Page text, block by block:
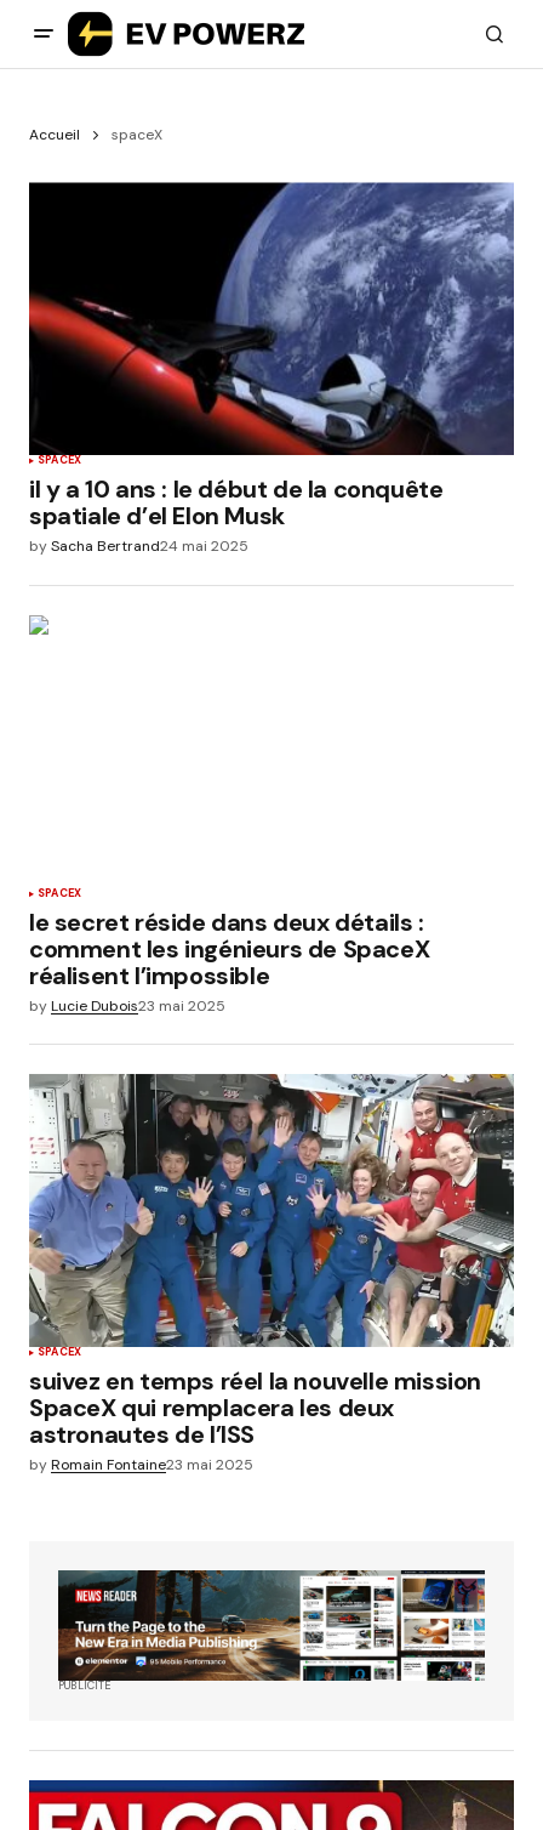
Accueil spaceX
SPACEX
il y a 10 ans : le début de la conquête
spatiale d’el Elon Musk
bySacha Bertrand24 mai 2025
SPACEX
le secret réside dans deux détails :
comment les ingénieurs de SpaceX
réalisent l’impossible
byLucie Dubois23 mai 2025
SPACEX
suivez en temps réel la nouvelle mission
SpaceX qui remplacera les deux
astronautes de l’ISS
byRomain Fontaine23 mai 2025
PUBLICITÉ